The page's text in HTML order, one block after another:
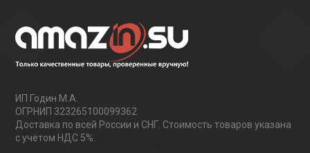
ИП Годин М.А.
ОГРНИП 323265100099362
Доставка по всей России и СНГ. Стоимость товаров указана
с учётом НДС 5%.